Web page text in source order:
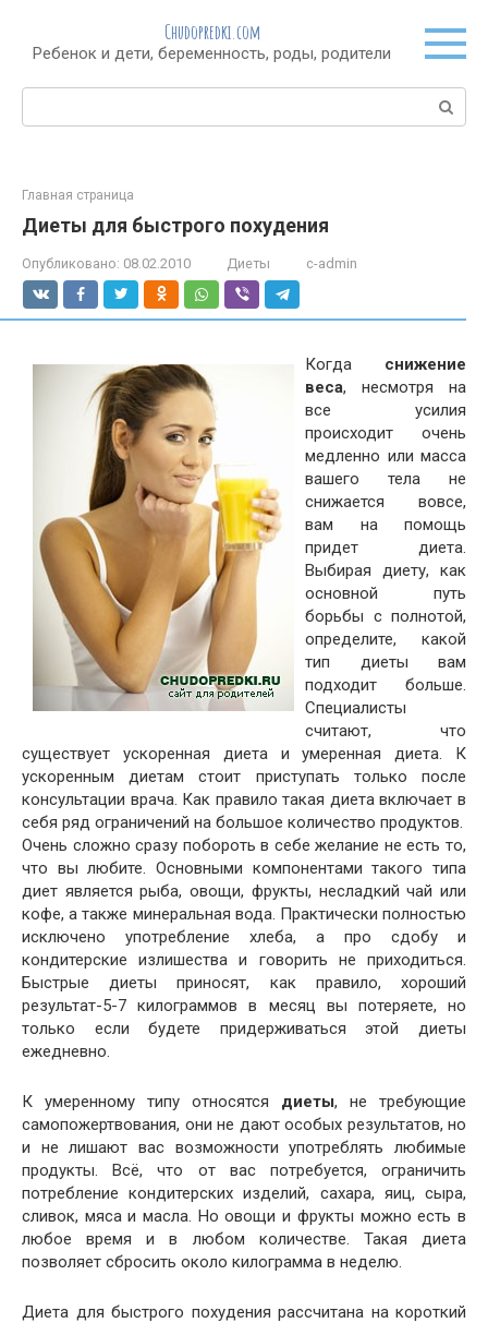
контенту
Chudopredki.com
Ребенок и дети, беременность, роды, родители
Поиск:
Главная страница
Диеты для быстрого похудения
Опубликовано: 08.02.2010 Диеты c-admin
Когда снижение
веса, несмотря на
все усилия
происходит очень
медленно или масса
вашего тела не
снижается вовсе,
вам на помощь
придет диета.
Выбирая диету, как
основной путь
борьбы с полнотой,
определите, какой
тип диеты вам
подходит больше.
Специалисты
считают, что
существует ускоренная диета и умеренная диета. К
ускоренным диетам стоит приступать только после
консультации врача. Как правило такая диета включает в
себя ряд ограничений на большое количество продуктов.
Очень сложно сразу побороть в себе желание не есть то,
что вы любите. Основными компонентами такого типа
диет является рыба, овощи, фрукты, несладкий чай или
кофе, а также минеральная вода. Практически полностью
исключено употребление хлеба, а про сдобу и
кондитерские излишества и говорить не приходиться.
Быстрые диеты приносят, как правило, хороший
результат-5-7 килограммов в месяц вы потеряете, но
только если будете придерживаться этой диеты
ежедневно.
К умеренному типу относятся диеты, не требующие
самопожертвования, они не дают особых результатов, но
и не лишают вас возможности употреблять любимые
продукты. Всё, что от вас потребуется, ограничить
потребление кондитерских изделий, сахара, яиц, сыра,
сливок, мяса и масла. Но овощи и фрукты можно есть в
любое время и в любом количестве. Такая диета
позволяет сбросить около килограмма в неделю.
Диета для быстрого похудения рассчитана на короткий